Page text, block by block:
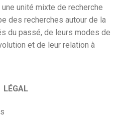
unité mixte de recherche
des recherches autour de la
du passé, de leurs modes de
et de leur relation à
LÉGAL